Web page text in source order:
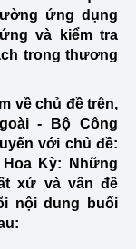
ứng dụng
và kiểm tra
trong thương
về chủ đề trên,
- Bộ Công
với chủ đề:
Kỳ: Những
xứ và vấn đề
nội dung buổi